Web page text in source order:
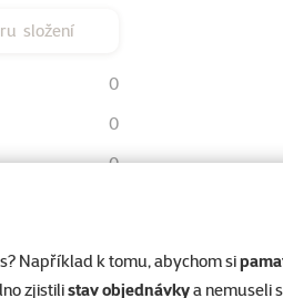
Například k tomu, abychom si
zjistilistav objednávkya nemuseli
0
0
0
0